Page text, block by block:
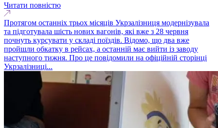
Читати повністю
Протягом останніх трьох місяців Укрзалізниця модернізувала
та підготувала шість нових вагонів, які вже з 28 червня
почнуть курсувати у складі поїздів. Відомо, що два вже
пройшли обкатку в рейсах, а останній має вийти із заводу
наступного тижня. Про це повідомили на офіційній сторінці
Укрзалізниці...